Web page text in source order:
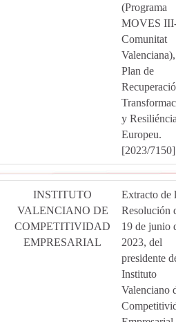
(Programa
MOVES
Comunitat
Valenciana),
Plan de
y
Europeu.
[2023/7150]
INSTITUTO
VALENCIANO DE
COMPETITIVIDAD
EMPRESARIAL
Extracto de
Resolución
19 de junio
2023, del
presidente
Instituto
Valenciano